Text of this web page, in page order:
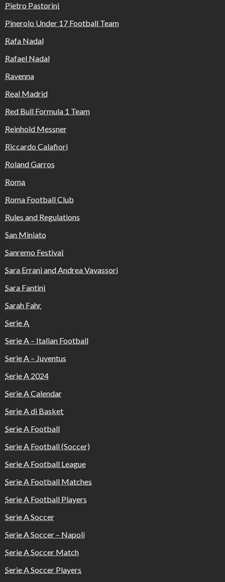
Pietro Pastorini
Pinerolo Under 17 Football Team
Rafa Nadal
Rafael Nadal
Ravenna
Real Madrid
Red Bull Formula 1 Team
Reinhold Messner
Riccardo Calafiori
Roland Garros
Roma
Roma Football Club
Rules and Regulations
San Miniato
Sanremo Festival
Sara Errani and Andrea Vavassori
Sara Fantini
Sarah Fahr
Serie A
Serie A – Italian Football
Serie A – Juventus
Serie A 2024
Serie A Calendar
Serie A di Basket
Serie A Football
Serie A Football (Soccer)
Serie A Football League
Serie A Football Matches
Serie A Football Players
Serie A Soccer
Serie A Soccer – Napoli
Serie A Soccer Match
Serie A Soccer Players